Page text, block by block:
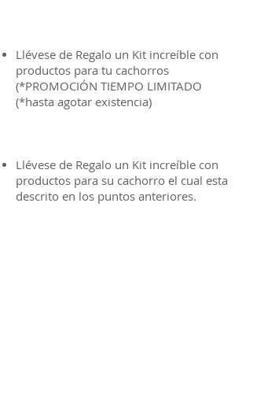
Llévese de Regalo un Kit increíble con
productos para tu cachorros
(*PROMOCIÓN TIEMPO LIMITADO
(*hasta agotar existencia)
Llévese de Regalo un Kit increíble con
productos para su cachorro el cual esta
descrito en los puntos anteriores.